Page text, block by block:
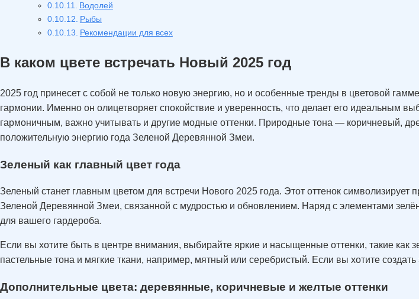
Водолей
Рыбы
Рекомендации для всех
В каком цвете встречать Новый 2025 год
2025 год принесет с собой не только новую энергию, но и особенные тренды в цветовой
гармонии. Именно он олицетворяет спокойствие и уверенность, что делает его
гармоничным, важно учитывать и другие модные оттенки. Природные тона — коричневый,
положительную энергию года Зеленой Деревянной Змеи.
Зеленый как главный цвет года
Зеленый станет главным цветом для встречи Нового 2025 года. Этот оттенок
Зеленой Деревянной Змеи, связанной с мудростью и обновлением. Наряд с элементами
для вашего гардероба.
Если вы хотите быть в центре внимания, выбирайте яркие и насыщенные оттенки, такие как
пастельные тона и мягкие ткани, например, мятный или серебристый. Если вы хотите
Дополнительные цвета: деревянные, коричневые и желтые оттенки